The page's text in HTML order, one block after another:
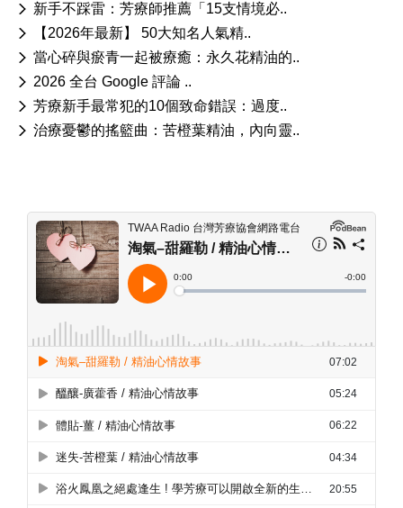
新手不踩雷：芳療師推薦「15支情境必..
【2026年最新】 50大知名人氣精..
當心碎與瘀青一起被療癒：永久花精油的..
2026 全台 Google 評論 ..
芳療新手最常犯的10個致命錯誤：過度..
治療憂鬱的搖籃曲：苦橙葉精油，內向靈..